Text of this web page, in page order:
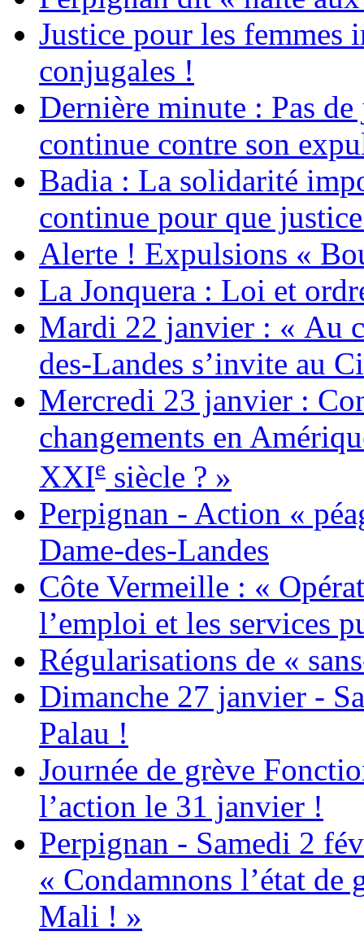
Justice pour les femmes
conjugales !
Dernière minute : Pas
continue contre son
Badia : La solidarité
continue pour que
Alerte ! Expulsions «
La Jonquera : Loi et
Mardi 22 janvier : « Au
des-Landes s’invite au
Mercredi 23 janvier :
changements en
XXIe siècle ? »
Perpignan - Action «
Dame-des-Landes
Côte Vermeille : «
l’emploi et les services
Régularisations de «
Dimanche 27 janvier -
Palau !
Journée de grève
l’action le 31 janvier !
Perpignan - Samedi 2
« Condamnons l’état de
Mali ! »